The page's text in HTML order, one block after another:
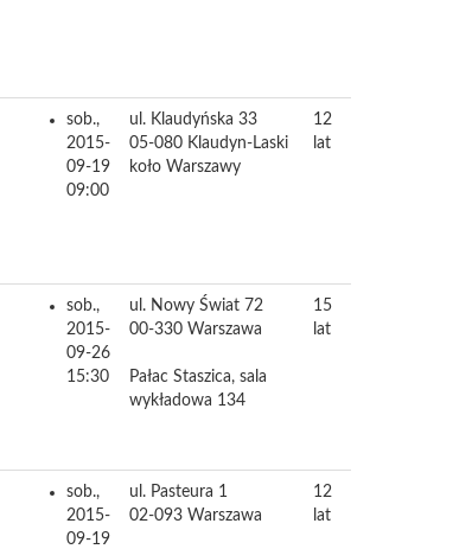
sob.,
2015-
09-19
09:00
ul. Klaudyńska 33
05-080 Klaudyn-Laski
koło Warszawy
12
lat
sob.,
2015-
09-26
15:30
ul. Nowy Świat 72
00-330 Warszawa
Pałac Staszica, sala
wykładowa 134
15
lat
sob.,
2015-
09-19
ul. Pasteura 1
02-093 Warszawa
12
lat